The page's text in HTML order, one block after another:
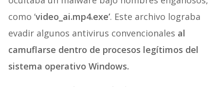
como ‘video_ai.mp4.exe’. Este archivo lograba
evadir algunos antivirus convencionales al
camuflarse dentro de procesos legítimos del
sistema operativo Windows.